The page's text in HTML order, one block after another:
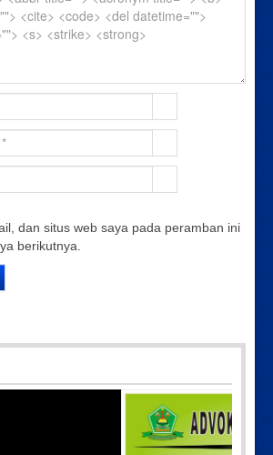
dan situs web saya pada peramban ini
berikutnya.